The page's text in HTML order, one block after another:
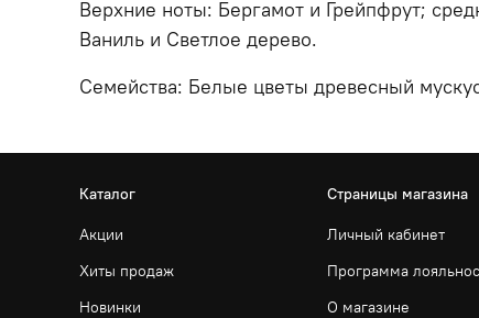
Верхние ноты: Бергамот и Грейпфрут;
Ваниль и Светлое дерево.
Семейства: Белые цветы древесный
Каталог
Акции
Хиты продаж
Новинки
Страницы магазина
Личный кабинет
Программа
О магазине